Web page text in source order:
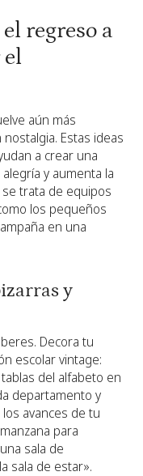
regreso a
aún más
Estas ideas
a crear una
y aumenta la
trata de equipos
los pequeños
en una
y
Decora tu
escolar vintage:
del alfabeto en
departamento y
avances de tu
para
sala de
sala de estar».